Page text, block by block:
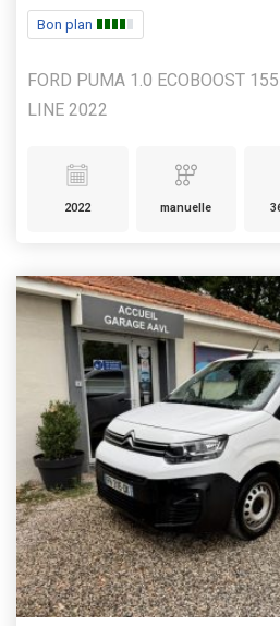
Bon plan
FORD PUMA 1.0 ECOBOOST
LINE 2022
2022 manuelle